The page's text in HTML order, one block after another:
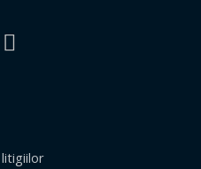
litigiilor